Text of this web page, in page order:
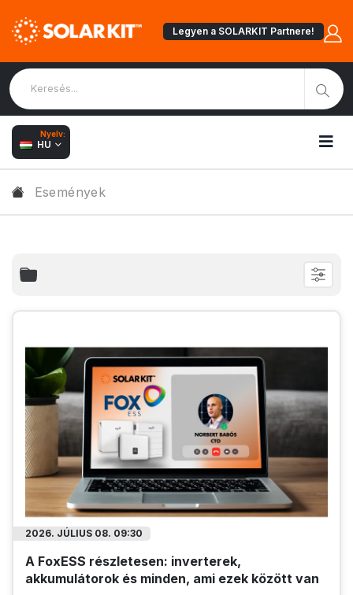
Legyen a SOLARKIT Partnere!
Nyelv:
HU
Események
2026. JÚLIUS 08. 09:30
A FoxESS részletesen: inverterek,
akkumulátorok és minden, ami ezek között van